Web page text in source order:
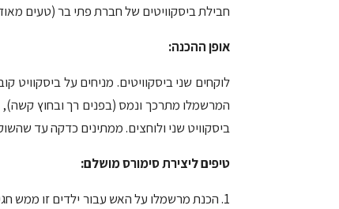
חבילת ביסקוויטים של חברת פתי בר (טעים
אופן ההכנה:
לוקחים שני ביסקוויטים. מניחים על
המרשמלו מתרכך ונמס (בפנים רך ובחוץ קשה),
ביסקוויט שני ולוחצים. ממתינים כדקה עד
טיפים ליצירת סימורס מושלם:
1. הכנת מרשמלו על האש עבור ילדים זו ממש